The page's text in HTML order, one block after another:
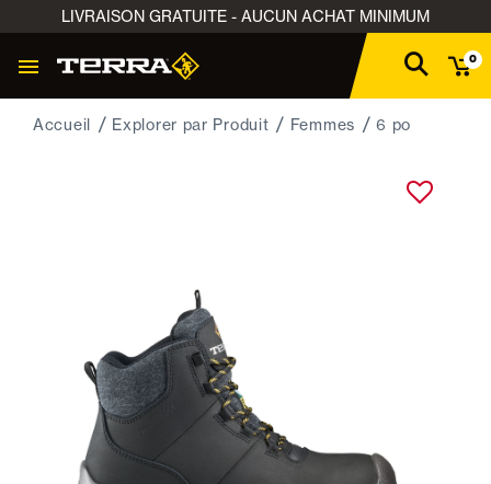
LIVRAISON GRATUITE - AUCUN ACHAT MINIMUM
0
Accueil Explorer par Produit Femmes 6 po